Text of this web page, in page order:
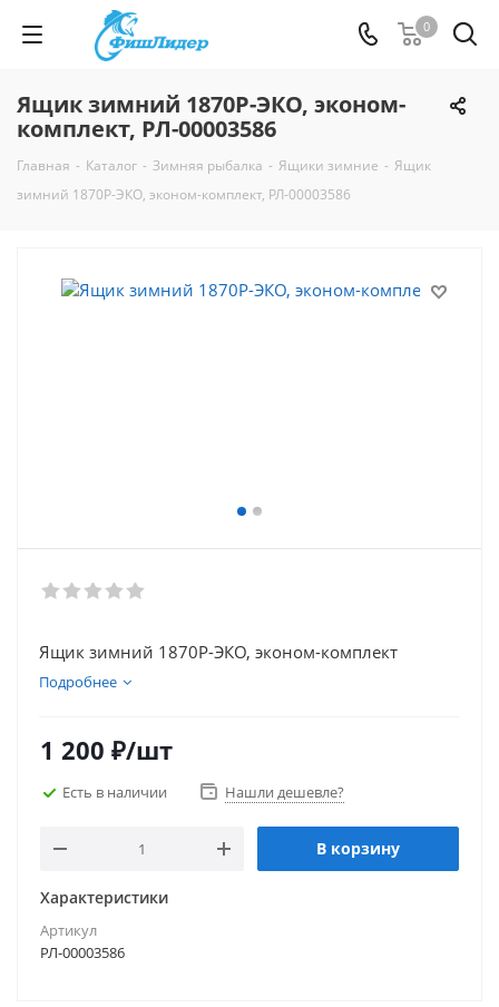
0
Ящик зимний 1870Р-ЭКО, эконом-
комплект, РЛ-00003586
Главная - Каталог - Зимняя рыбалка - Ящики зимние - Ящик
зимний 1870Р-ЭКО, эконом-комплект, РЛ-00003586
Ящик зимний 1870Р-ЭКО, эконом-комплект
Подробнее
1 200 ₽/шт
Есть в наличии Нашли дешевле?
В корзину
Характеристики
Артикул
РЛ-00003586